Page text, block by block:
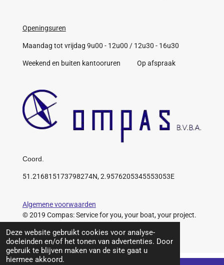
Deze website gebruikt cookies voor analyse-
doeleinden en/of het tonen van advertenties. Door
gebruik te blijven maken van de site gaat u
hiermee akkoord.
Openingsuren
Maandag tot vrijdag 9u00 - 12u00 / 12u30 - 16u30
Weekend en buiten kantooruren Op afspraak
Coord.
51.216815173798274N, 2.9576205345553053E
Algemene voorwaarden
© 2019 Compas: Service for you, your boat, your project.